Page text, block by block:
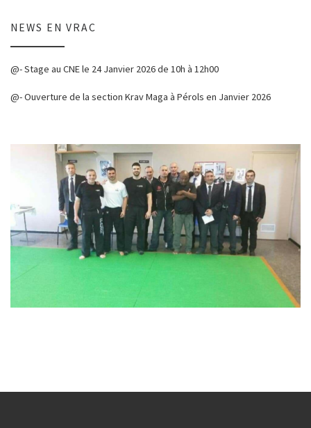
NEWS EN VRAC
@- Stage au CNE le 24 Janvier 2026 de 10h à 12h00
@- Ouverture de la section Krav Maga à Pérols en Janvier 2026